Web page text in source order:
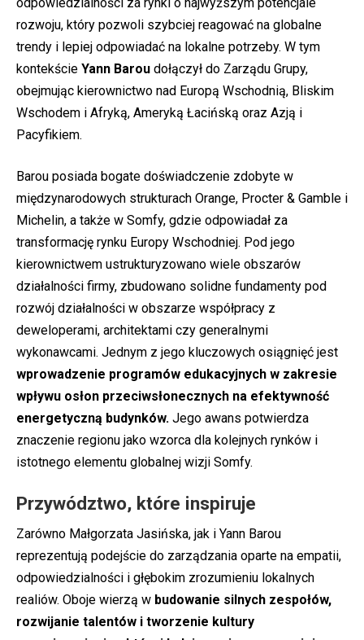
rozwoju, który pozwoli szybciej reagować na globalne
trendy i lepiej odpowiadać na lokalne potrzeby. W tym
kontekście Yann Barou dołączył do Zarządu Grupy,
obejmując kierownictwo nad Europą Wschodnią, Bliskim
Wschodem i Afryką, Ameryką Łacińską oraz Azją i
Pacyfikiem.
Barou posiada bogate doświadczenie zdobyte w
międzynarodowych strukturach Orange, Procter & Gamble i
Michelin, a także w Somfy, gdzie odpowiadał za
transformację rynku Europy Wschodniej. Pod jego
kierownictwem ustrukturyzowano wiele obszarów
działalności firmy, zbudowano solidne fundamenty pod
rozwój działalności w obszarze współpracy z
deweloperami, architektami czy generalnymi
wykonawcami. Jednym z jego kluczowych osiągnięć jest
wprowadzenie programów edukacyjnych w zakresie
wpływu osłon przeciwsłonecznych na efektywność
energetyczną budynków. Jego awans potwierdza
znaczenie regionu jako wzorca dla kolejnych rynków i
istotnego elementu globalnej wizji Somfy.
Przywództwo, które inspiruje
Zarówno Małgorzata Jasińska, jak i Yann Barou
reprezentują podejście do zarządzania oparte na empatii,
odpowiedzialności i głębokim zrozumieniu lokalnych
realiów. Oboje wierzą w budowanie silnych zespołów,
rozwijanie talentów i tworzenie kultury